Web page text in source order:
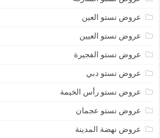
عروض نستو العين
عروض نستو العيين
عروض نستو الفجيرة
عروض نستو دبي
عروض نستو رأس الخيمة
عروض نستو عجمان
عروض نهضة المدينة